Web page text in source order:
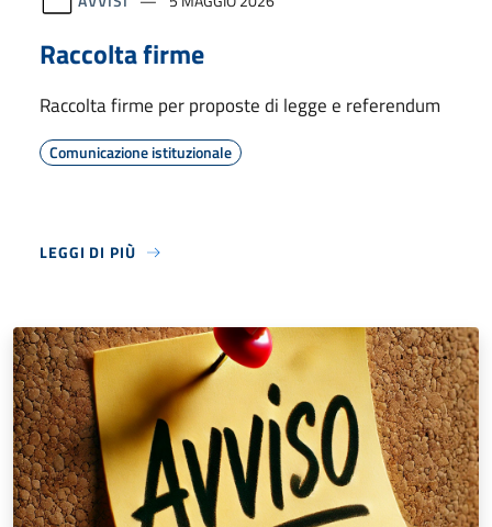
Raccolta firme
Raccolta firme per proposte di legge e referendum
Comunicazione istituzionale
LEGGI DI PIÙ